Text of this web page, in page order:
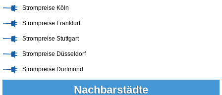
Strompreise Köln
Strompreise Frankfurt
Strompreise Stuttgart
Strompreise Düsseldorf
Strompreise Dortmund
Nachbarstädte